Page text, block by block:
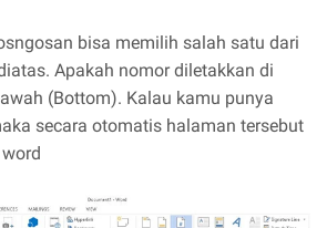
bisa memilih salah satu dari
Apakah nomor diletakkan di
(Bottom). Kalau kamu punya
secara otomatis halaman tersebut